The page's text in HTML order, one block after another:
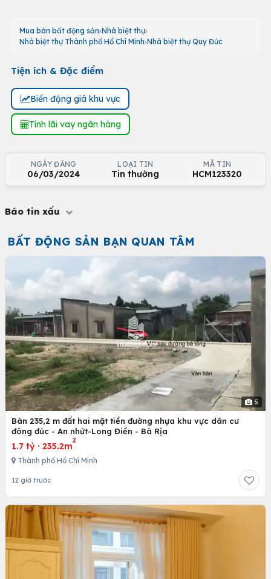
Mua bán bất động sản Nhà biệt thự
Nhà biệt thự Thành phố Hồ Chí Minh Nhà biệt thự Quy Đức
Tiện ích & Đặc điểm
Biến động giá khu vực
Tính lãi vay ngân hàng
NGÀY ĐĂNG
06/03/2024
LOẠI TIN
Tin thường
MÃ TIN
HCM123320
Báo tin xấu
BẤT ĐỘNG SẢN BẠN QUAN TÂM
5
Bán 235,2 m đất hai mặt tiền đường nhựa khu vực dân cư
đông đúc - An nhứt-Long Điền - Bà Rịa
1.7 tỷ · 235.2m
2
Thành phố Hồ Chí Minh
12 giờ trước